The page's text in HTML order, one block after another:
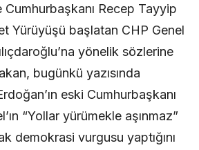
Cumhurbaşkanı Recep Tayyip
Yürüyüşü başlatan CHP Genel
yönelik sözlerine
bugünkü yazısında
eski Cumhurbaşkanı
“Yollar yürümekle aşınmaz”
demokrasi vurgusu yaptığını